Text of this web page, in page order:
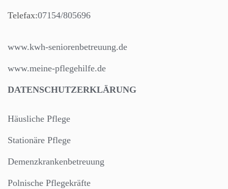
Telefax:07154/805696
www.kwh-seniorenbetreuung.de
www.meine-pflegehilfe.de
DATENSCHUTZERKLÄRUNG
Häusliche Pflege
Stationäre Pflege
Demenzkrankenbetreuung
Polnische Pflegekräfte